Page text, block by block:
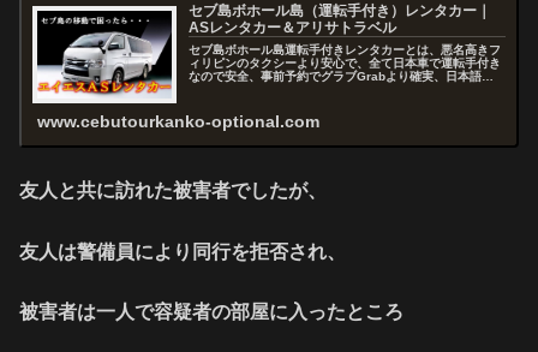
セブ島ボホール島（運転手付き）レンタカー｜
ASレンタカー＆アリサトラベル
セブ島ボホール島運転手付きレンタカーとは、悪名高きフ
ィリピンのタクシーより安心で、全て日本車で運転手付き
なので安全、事前予約でグラブGrabより確実、日本語で
www.cebutourkanko-optional.com
友人と共に訪れた被害者でしたが、
友人は警備員により同行を拒否され、
被害者は一人で容疑者の部屋に入ったところ